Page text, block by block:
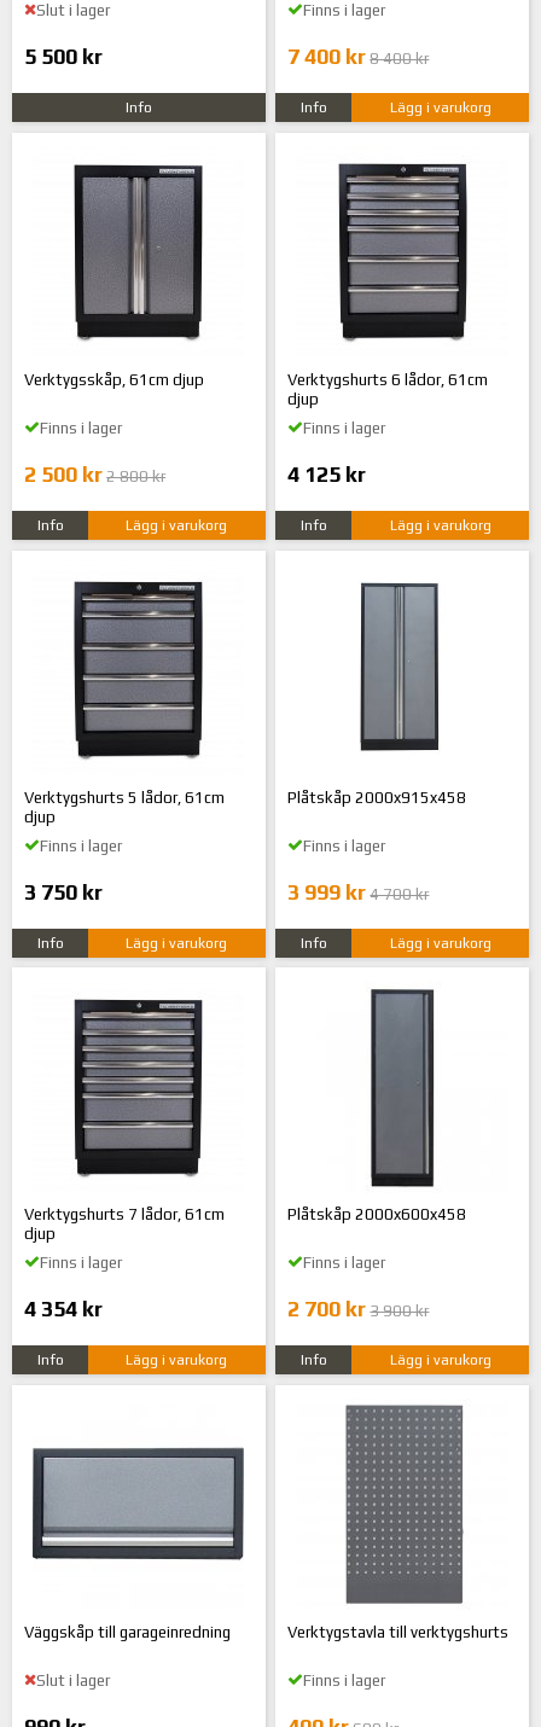
Slut i lager
5 500 kr
Info
Finns i lager
7 400 kr 8 400 kr
Info Lägg i varukorg
Verktygsskåp, 61cm djup
Finns i lager
2 500 kr 2 800 kr
Info Lägg i varukorg
Verktygshurts 6 lådor, 61cm
djup
Finns i lager
4 125 kr
Info Lägg i varukorg
Verktygshurts 5 lådor, 61cm
djup
Finns i lager
3 750 kr
Info Lägg i varukorg
Plåtskåp 2000x915x458
Finns i lager
3 999 kr 4 700 kr
Info Lägg i varukorg
Verktygshurts 7 lådor, 61cm
djup
Finns i lager
4 354 kr
Info Lägg i varukorg
Plåtskåp 2000x600x458
Finns i lager
2 700 kr 3 900 kr
Info Lägg i varukorg
Väggskåp till garageinredning
Slut i lager
Verktygstavla till verktygshurts
Finns i lager